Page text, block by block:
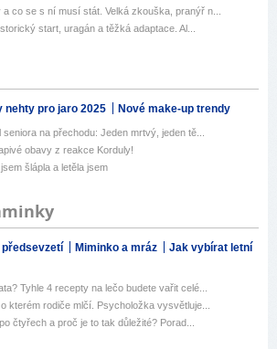
co se s ní musí stát. Velká zkouška, pranýř n...
start, uragán a těžká adaptace. Al...
nehty pro jaro 2025 Nové make-up trendy
na přechodu: Jeden mrtvý, jeden tě...
obavy z reakce Korduly!
šlápla a letěla jsem
Miminko a mráz
Jak vybírat letní
Tyhle 4 recepty na lečo budete vařit celé...
o kterém rodiče mlčí. Psycholožka vysvětluje...
čtyřech a proč je to tak důležité? Porad...